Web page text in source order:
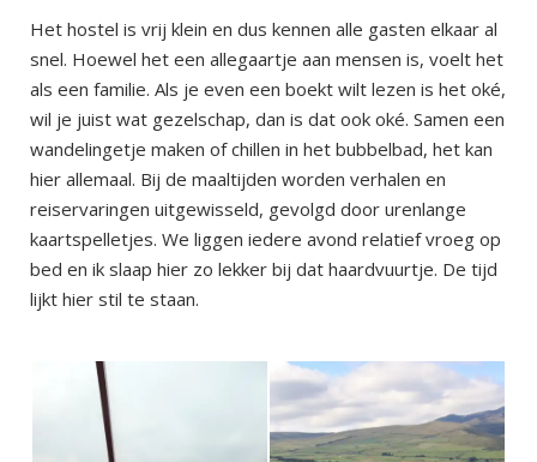
Het hostel is vrij klein en dus kennen alle gasten elkaar al
snel. Hoewel het een allegaartje aan mensen is, voelt het
als een familie. Als je even een boekt wilt lezen is het oké,
wil je juist wat gezelschap, dan is dat ook oké. Samen een
wandelingetje maken of chillen in het bubbelbad, het kan
hier allemaal. Bij de maaltijden worden verhalen en
reiservaringen uitgewisseld, gevolgd door urenlange
kaartspelletjes. We liggen iedere avond relatief vroeg op
bed en ik slaap hier zo lekker bij dat haardvuurtje. De tijd
lijkt hier stil te staan.